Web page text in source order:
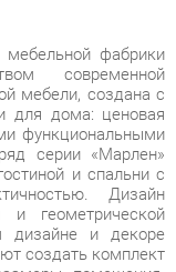
современной
создана с
дома: ценовая
функциональными
серии «Марлен»
и спальни с
Дизайн
геометрической
и декоре
создать комплект
помещения.
мебельных
классический
– все это делает